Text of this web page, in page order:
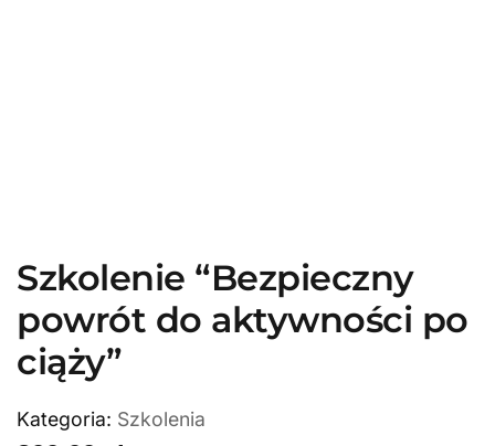
Szkolenie “Bezpieczny
powrót do aktywności po
ciąży”
Kategoria: Szkolenia